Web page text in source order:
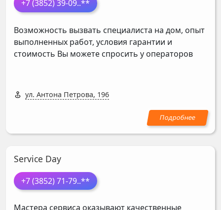
+7 (3852) 39-09..**
Возможность вызвать специалиста на дом, опыт
выполненных работ, условия гарантии и
стоимость Вы можете спросить у операторов
ул. Антона Петрова, 196
Service Day
+7 (3852) 71-79..**
Мастера сервиса оказывают качественные